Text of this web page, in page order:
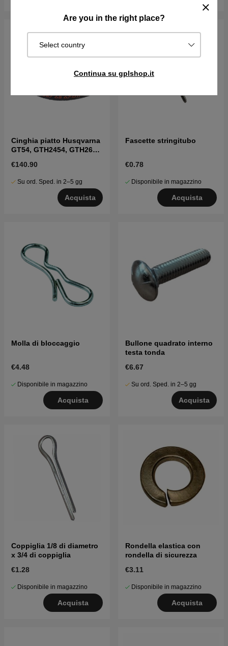
Are you in the right place?
Select country
Continua su gplshop.it
Cinghia piatto Husqvarna
GT54, GTH2454, GTH260,
€140.90
Su ord. Sped. in 2–5 gg
Acquista
Fascette stringitubo
€0.78
Disponibile in magazzino
Acquista
Molla di bloccaggio
€4.48
Disponibile in magazzino
Acquista
Bullone quadrato interno
testa tonda
€6.67
Su ord. Sped. in 2–5 gg
Acquista
Coppiglia 1/8 di diametro
x 3/4 di coppiglia
€1.28
Disponibile in magazzino
Acquista
Rondella elastica con
rondella di sicurezza
€3.11
Disponibile in magazzino
Acquista